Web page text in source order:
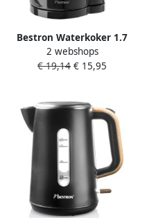
Bestron Waterkoker 1.7
Liter met automatische
Kookstop incl.
AWK1101Z Zwart
2 webshops
€ 19,14 € 15,95